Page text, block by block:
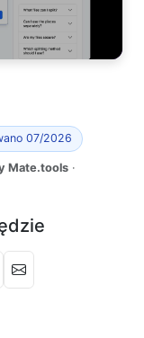
07/2026
Mate.tools ·